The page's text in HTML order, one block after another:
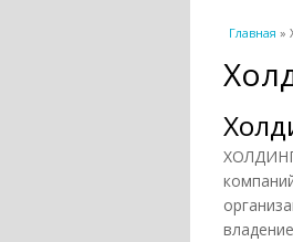
Вы
Главная »